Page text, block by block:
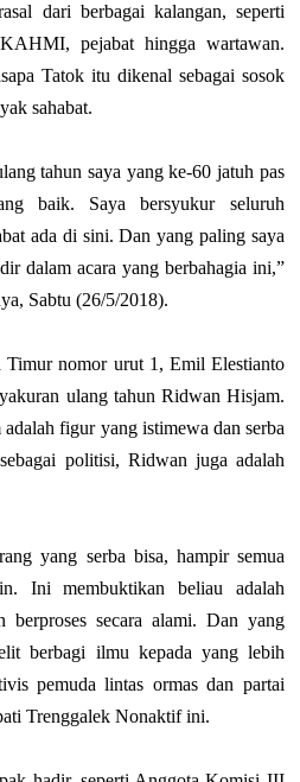
dari berbagai kalangan, seperti
pejabat hingga wartawan.
Tatok itu dikenal sebagai sosok
sahabat.
tahun saya yang ke-60 jatuh pas
baik. Saya bersyukur seluruh
ada di sini. Dan yang paling saya
dalam acara yang berbahagia ini,”
Sabtu (26/5/2018).
Timur nomor urut 1, Emil Elestianto
ulang tahun Ridwan Hisjam.
figur yang istimewa dan serba
politisi, Ridwan juga adalah
yang serba bisa, hampir semua
Ini membuktikan beliau adalah
berproses secara alami. Dan yang
berbagi ilmu kepada yang lebih
pemuda lintas ormas dan partai
Trenggalek Nonaktif ini.